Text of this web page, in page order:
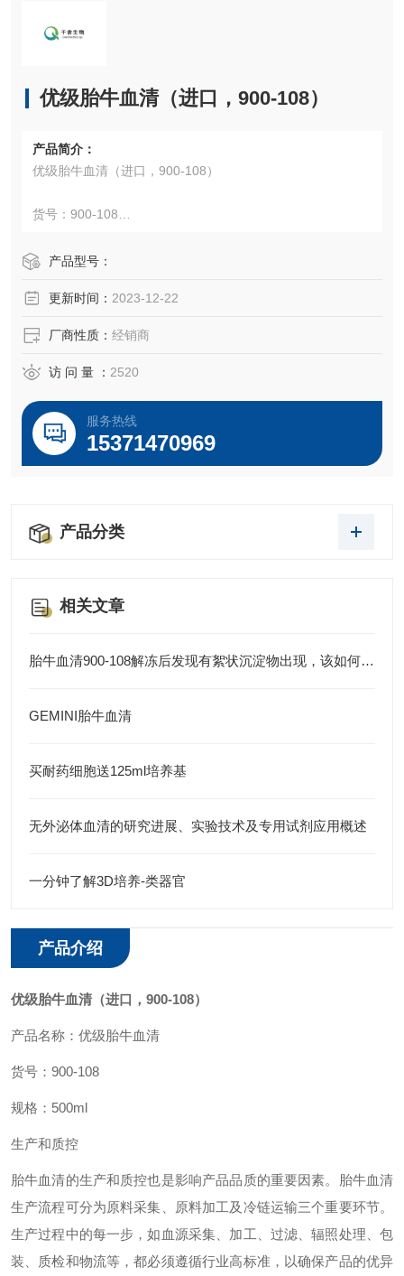
优级胎牛血清（进口，900-108）
产品简介：
优级胎牛血清（进口，900-108）
货号：900-108
规格：500ml
品牌：GEMINI
产品型号：
更新时间： 2023-12-22
厂商性质： 经销商
访 问 量 ： 2520
服务热线
15371470969
产品分类
相关文章
胎牛血清900-108解冻后发现有絮状沉淀物出现，该如何处理？
GEMINI胎牛血清
买耐药细胞送125ml培养基
无外泌体血清的研究进展、实验技术及专用试剂应用概述
一分钟了解3D培养-类器官
产品介绍
优级胎牛血清（进口，900-108）
产品名称：优级胎牛血清
货号： 900-108
规格： 500ml
生产和质控
胎牛血清的生产和质控也是影响产品品质的重要因素。胎牛血清
生产流程可分为原料采集、原料加工及冷链运输三个重要环节。
生产过程中的每一步，如血源采集、加工、过滤、辐照处理、包
装、质检和物流等，都必须遵循行业高标准，以确保产品的优异